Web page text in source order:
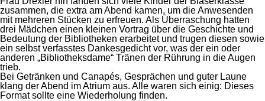
zusammen, die extra am Abend kamen, um die Anwesenden
mit mehreren Stücken zu erfreuen. Als Überraschung hatten
drei Mädchen einen kleinen Vortrag über die Geschichte und
Bedeutung der Bibliotheken erarbeitet und trugen diesen sowie
ein selbst verfasstes Dankesgedicht vor, was der ein oder
anderen „Bibliotheksdame“ Tränen der Rührung in die Augen
trieb.
Bei Getränken und Canapés, Gesprächen und guter Laune
klang der Abend im Atrium aus. Alle waren sich einig: Dieses
Format sollte eine Wiederholung finden.